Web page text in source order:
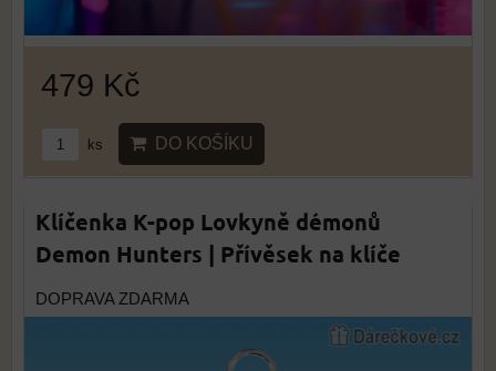
479 Kč
ks DO KOŠÍKU
Klíčenka K-pop Lovkyně démonů
Demon Hunters | Přívěsek na klíče
DOPRAVA ZDARMA